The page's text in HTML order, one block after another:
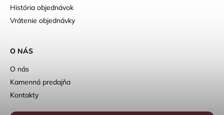
História objednávok
Vrátenie objednávky
O NÁS
O nás
Kamenná predajňa
Kontakty